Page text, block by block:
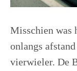
Misschien was
onlangs
vierwieler. De